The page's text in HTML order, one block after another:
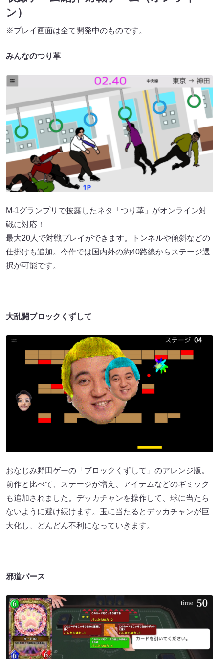
ン）
※プレイ画面は全て開発中のものです。
みんなのつり革
M-1グランプリで披露したネタ「つり革」がオンライン対
戦に対応！
最大20人で対戦プレイができます。トンネルや傾斜などの
仕掛けも追加。今作では国内外の約40路線からステージ選
択が可能です。
大乱闘ブロックくずして
おなじみ野田ゲーの「ブロックくずして」のアレンジ版。
前作と比べて、ステージが増え、アイテムなどのギミック
も追加されました。デッカチャンを操作して、球に当たら
ないように避け続けます。玉に当たるとデッカチャンが巨
大化し、どんどん不利になっていきます。
邪道バース